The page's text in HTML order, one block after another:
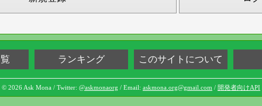
ランキング このサイトについて
© 2026 Ask Mona / Twitter: @askmonaorg / Email: askmona.org@gmail.com / 開発者向けAPI